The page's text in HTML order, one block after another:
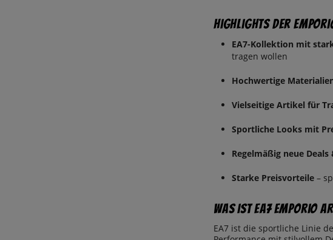
Highlights der
EA7-Kollektion mit
tragen wollen
Hochwertige
Vielseitige Artikel für
Sportliche Looks mit
Regelmäßig neue
Starke Preisvorteile –
Was ist EA7 Emporio
EA7 ist die sportliche Linie